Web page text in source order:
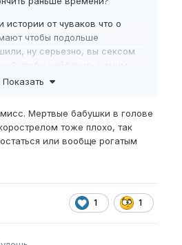
истории от чуваков что о
чтобы подольше
ну серьезно, вы сексом
другому а самим о
штука будет незаметной,
ну это такое себе
примере знаю
Показать
Мертвые бабушки в голове
тоже плохо, так
или вообще рогатым
1 1